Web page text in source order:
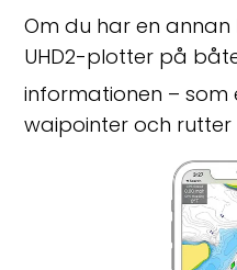
Om du har en annan
UHD2-plotter på
informationen – som
waipointer och